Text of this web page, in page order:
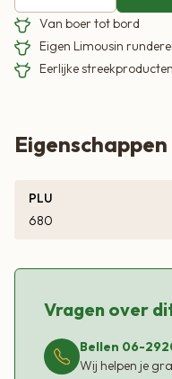
Van boer tot bord
Eigen Limousin
Eerlijke streekproducten
Eigenschappen
PLU
680
Vragen over
Bellen 06-
Wij helpen je